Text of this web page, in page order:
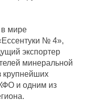
мире
№ 4»,
экспортер
минеральной
крупнейших
и одним из